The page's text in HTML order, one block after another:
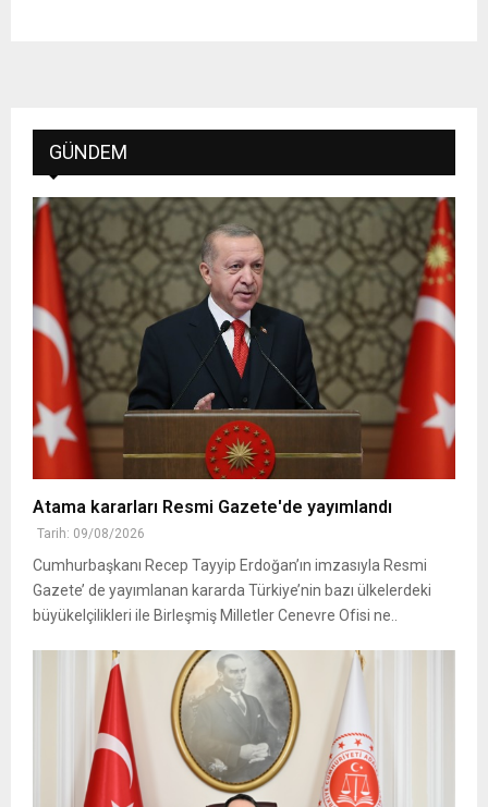
GÜNDEM
Atama kararları Resmi Gazete'de yayımlandı
Tarih: 09/08/2026
Cumhurbaşkanı Recep Tayyip Erdoğan’ın imzasıyla Resmi
Gazete’ de yayımlanan kararda Türkiye’nin bazı ülkelerdeki
büyükelçilikleri ile Birleşmiş Milletler Cenevre Ofisi ne..